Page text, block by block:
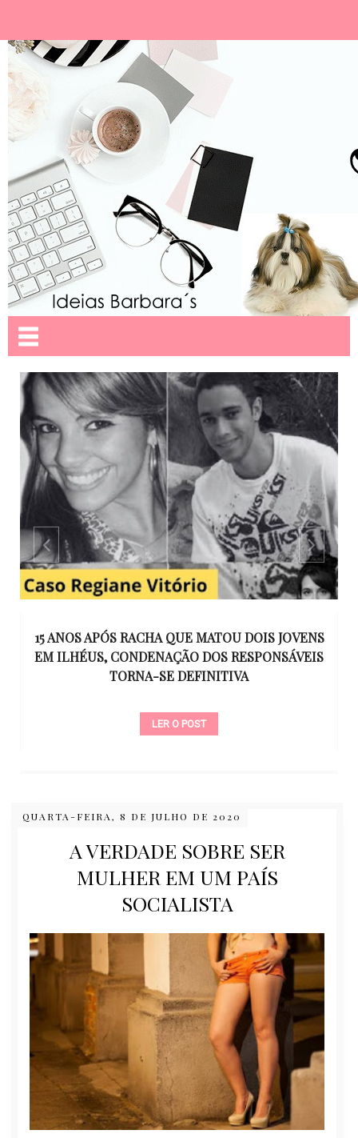
UM KIT DE MAQUIAGEM, UMA COLEGA DE
TRABALHO E UMA ESPOSA ESQUECIDA: POR
UM PRESENTE VIROU DEBATE NACIONAL
QUARTA-FEIRA, 8 DE JULHO DE 2020
A VERDADE SOBRE SER
MULHER EM UM PAÍS
SOCIALISTA